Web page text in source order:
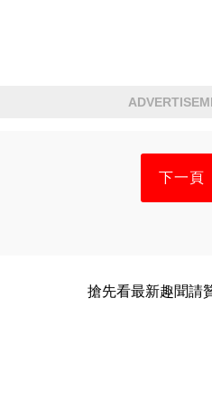
下一頁
搶先看最新趣聞請